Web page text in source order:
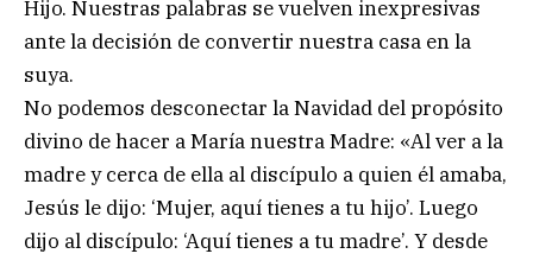
Hijo. Nuestras palabras se vuelven inexpresivas
ante la decisión de convertir nuestra casa en la
suya.
No podemos desconectar la Navidad del propósito
divino de hacer a María nuestra Madre: «Al ver a la
madre y cerca de ella al discípulo a quien él amaba,
Jesús le dijo: ‘Mujer, aquí tienes a tu hijo’. Luego
dijo al discípulo: ‘Aquí tienes a tu madre’. Y desde